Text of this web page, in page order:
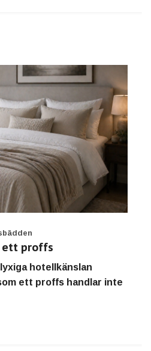
ett proffs
hotellkänslan
ett proffs handlar inte